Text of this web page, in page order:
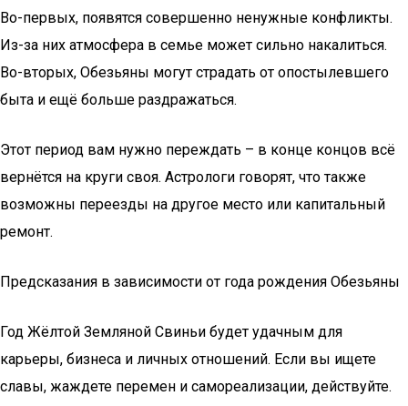
Во-первых, появятся совершенно ненужные конфликты.
Из-за них атмосфера в семье может сильно накалиться.
Во-вторых, Обезьяны могут страдать от опостылевшего
быта и ещё больше раздражаться.
Этот период вам нужно переждать – в конце концов всё
вернётся на круги своя. Астрологи говорят, что также
возможны переезды на другое место или капитальный
ремонт.
Предсказания в зависимости от года рождения Обезьяны
Год Жёлтой Земляной Свиньи будет удачным для
карьеры, бизнеса и личных отношений. Если вы ищете
славы, жаждете перемен и самореализации, действуйте.